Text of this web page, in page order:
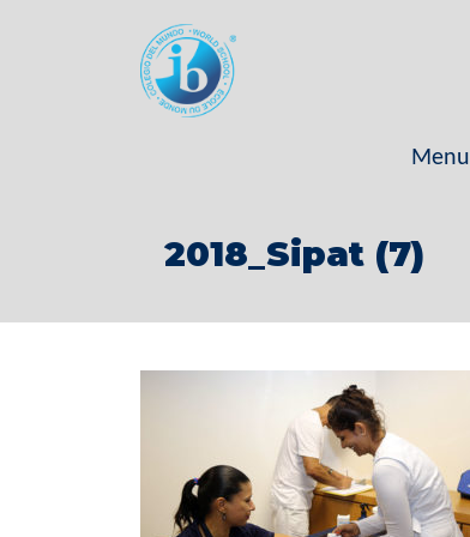
Menu
2018_Sipat (7)